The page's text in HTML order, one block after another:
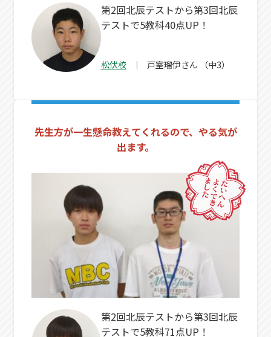
第2回北辰テストから第3回北辰
テストで5教科40点UP！
松伏校 戸室瑠伊さん （中3）
先生方が一生懸命教えてくれるので、やる気が
出ます。
第2回北辰テストから第3回北辰
テストで5教科71点UP！